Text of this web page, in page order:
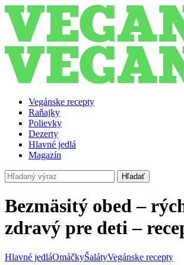
Vegánske recepty
Raňajky
Polievky
Dezerty
Hlavné jedlá
Magazín
Hľadať
Bezmäsitý obed –
zdravý pre deti –
Hlavné jedláOmáčkyŠalátyVegánske recepty